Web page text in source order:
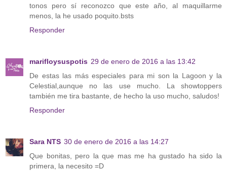
tonos pero sí reconozco que este año, al maquillarme
menos, la he usado poquito.bsts
Responder
marifloysuspotis 29 de enero de 2016 a las 13:42
De estas las más especiales para mi son la Lagoon y la
Celestial,aunque no las use mucho. La showtoppers
también me tira bastante, de hecho la uso mucho, saludos!
Responder
Sara NTS 30 de enero de 2016 a las 14:27
Que bonitas, pero la que mas me ha gustado ha sido la
primera, la necesito =D